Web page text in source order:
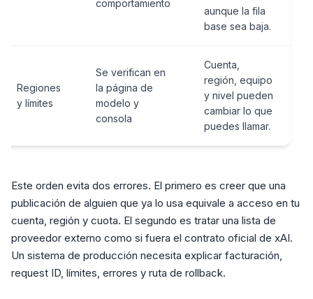
comportamiento
aunque la fila
base sea baja.
Regiones
y límites
Se verifican en
la página de
modelo y
consola
Cuenta,
región, equipo
y nivel pueden
cambiar lo que
puedes llamar.
Este orden evita dos errores. El primero es creer que una
publicación de alguien que ya lo usa equivale a acceso en tu
cuenta, región y cuota. El segundo es tratar una lista de
proveedor externo como si fuera el contrato oficial de xAI.
Un sistema de producción necesita explicar facturación,
request ID, límites, errores y ruta de rollback.